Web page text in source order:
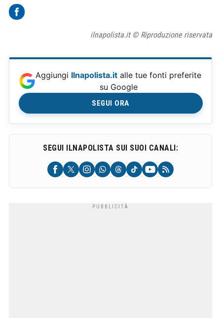
ilnapolista.it © Riproduzione riservata
Aggiungi Ilnapolista.it alle tue fonti preferite
su Google
SEGUI ORA
SEGUI ILNAPOLISTA SUI SUOI CANALI: